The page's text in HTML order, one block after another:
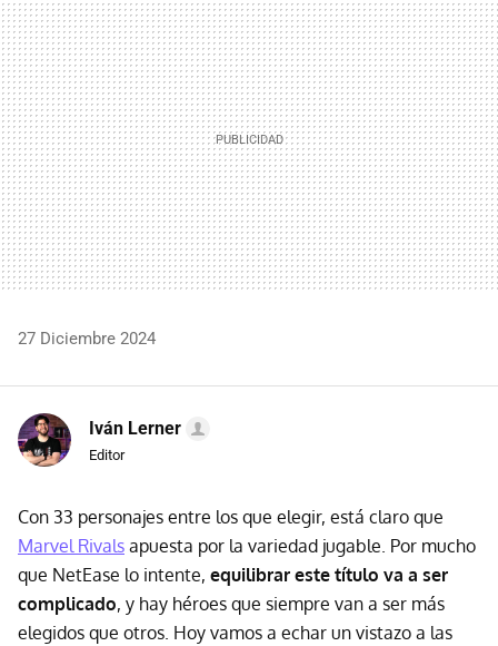
MAIL
27 Diciembre 2024
Iván Lerner
Editor
Con 33 personajes entre los que elegir, está claro que
Marvel Rivals apuesta por la variedad jugable. Por mucho
que NetEase lo intente, equilibrar este título va a ser
complicado, y hay héroes que siempre van a ser más
elegidos que otros. Hoy vamos a echar un vistazo a las